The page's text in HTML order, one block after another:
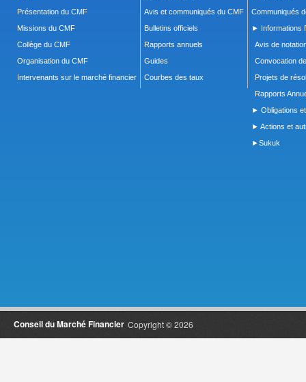
Présentation du CMF
Missions du CMF
Collège du CMF
Organisation du CMF
Intervenants sur le marché financier
Avis et communiqués du CMF
Bulletins officiels
Rapports annuels
Guides
Courbes des taux
Communiqués
► Informations
Avis de
Convocation
Projets de
Rapports
► Obligations
► Actions et
►Sukuk
Copyright © 2026
Conseil du Marché Financier